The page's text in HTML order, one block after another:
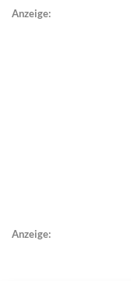
Anzeige:
Anzeige: